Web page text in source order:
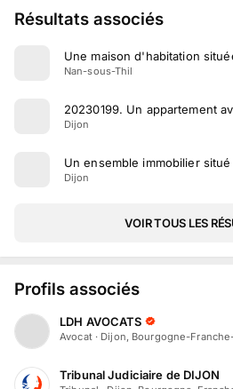
Résultats associés
Une maison d'habitation
Nan-sous-Thil
20230199. Un appartement
Dijon
Un ensemble immobilier
Dijon
VOIR TOUS LES
Profils associés
LDH AVOCATS
Avocat· Dijon, Bourgogne-
Tribunal Judiciaire de DIJON